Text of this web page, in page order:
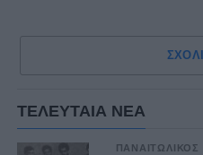
ΤΕΛΕΥΤΑΙΑ ΝΕΑ
ΠΑΝΑΙΤΩΛΙΚΟΣ